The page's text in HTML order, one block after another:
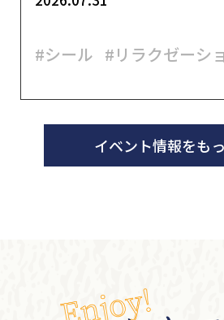
#シール #リラクゼーシ
イベント情報をも